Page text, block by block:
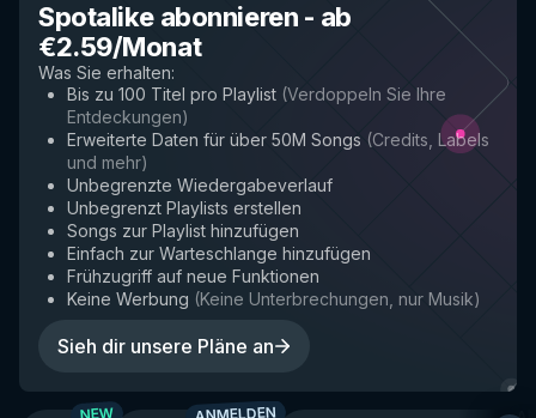
Spotalike abonnieren - ab
€2.59/Monat
Was Sie erhalten:
Bis zu 100 Titel pro Playlist (Verdoppeln Sie Ihre
Entdeckungen)
Erweiterte Daten für über 50M Songs (Credits, Labels
und mehr)
Unbegrenzte Wiedergabeverlauf
Unbegrenzt Playlists erstellen
Songs zur Playlist hinzufügen
Einfach zur Warteschlange hinzufügen
Frühzugriff auf neue Funktionen
Keine Werbung (Keine Unterbrechungen, nur Musik)
Sieh dir unsere Pläne an
NEW